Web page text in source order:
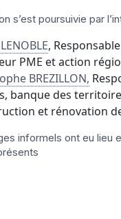
s’est poursuivie par
,
PME et action
BREZILLON,
banque des
et rénovation
informels ont eu lieu